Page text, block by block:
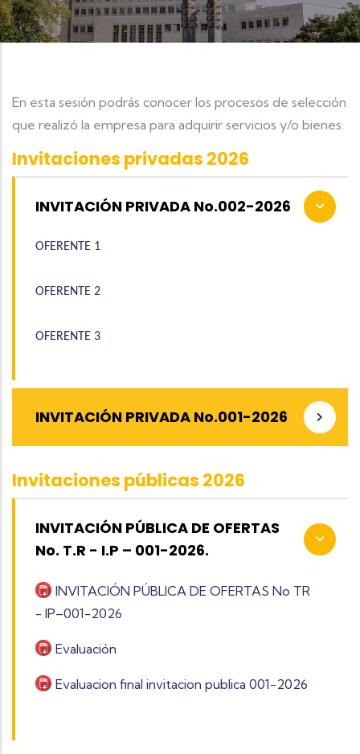
En esta sesión podrás conocer los procesos de selección
que realizó la empresa para adquirir servicios y/o bienes.
Invitaciones privadas 2026
INVITACIÓN PRIVADA No.002-2026
OFERENTE 1
OFERENTE 2
OFERENTE 3
INVITACIÓN PRIVADA No.001-2026
Invitaciones públicas 2026
INVITACIÓN PÚBLICA DE OFERTAS
No. T.R - I.P – 001-2026.
INVITACIÓN PÚBLICA DE OFERTAS No TR
- IP–001-2026
Evaluación
Evaluacion final invitacion publica 001-2026